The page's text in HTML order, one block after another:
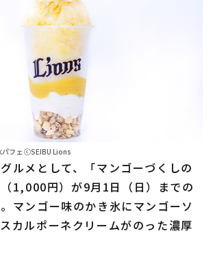
パフェ ⓒSEIBU Lions
ルメとして、「マンゴーづくしの
1,000円）が9月1日（日）までの
マンゴー味のかき氷にマンゴーソ
カルポーネクリームがのった濃厚